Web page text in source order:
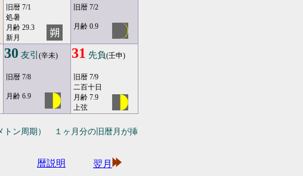
旧暦 7/1
処暑
月齢 29.3
新月
旧暦 7/2
月齢 0.9
30 友引 (辛未)
旧暦 7/8
月齢 6.9
31 先負(壬申)
旧暦 7/9
二百十日
月齢 7.9
上弦
トン周期） １ヶ月分の旧暦月が挿
暦説明 翌月